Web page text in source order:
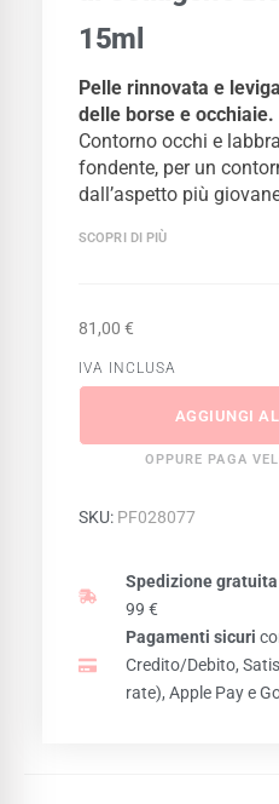
15ml
Pelle rinnovata e
delle borse e occhiaie.
Contorno occhi e
fondente, per un
dall’aspetto più
SCOPRI DI PIÙ
81,00 €
IVA INCLUSA
AGGIUNGI
OPPURE PAGA
SKU: PF028077
Spedizione gratuita
99 €
Pagamenti sicuri
Credito/Debito,
rate), Apple Pay e